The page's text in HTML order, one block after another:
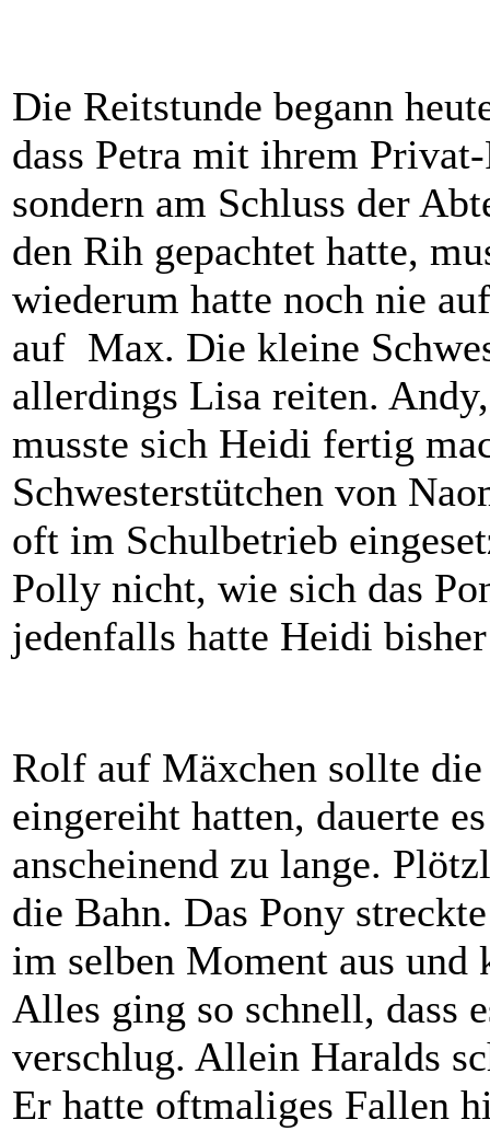
Die Reitstunde begann
dass Petra mit ihrem
sondern am Schluss der
den Rih gepachtet hatte,
wiederum hatte noch nie
auf Max. Die kleine
allerdings Lisa reiten.
musste sich Heidi fertig
Schwesterstütchen von
oft im Schulbetrieb
Polly nicht, wie sich das
jedenfalls hatte Heidi
Rolf auf Mäxchen sollte
eingereiht hatten, dauerte
anscheinend zu lange.
die Bahn. Das Pony
im selben Moment aus
Alles ging so schnell, dass
verschlug. Allein Haralds
Er hatte oftmaliges Fallen